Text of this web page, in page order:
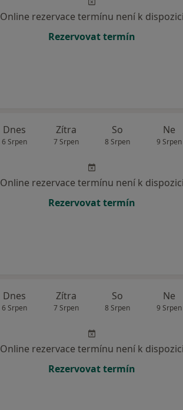
Online rezervace termínu není k dispozici
Rezervovat termín
Dnes
6 Srpen
Zítra
7 Srpen
So
8 Srpen
Ne
9 Srpen
Online rezervace termínu není k dispozici
Rezervovat termín
Dnes
6 Srpen
Zítra
7 Srpen
So
8 Srpen
Ne
9 Srpen
Online rezervace termínu není k dispozici
Rezervovat termín